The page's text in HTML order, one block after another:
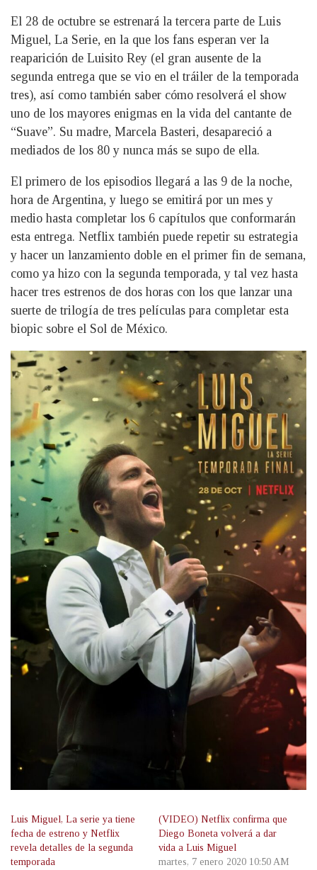
El 28 de octubre se estrenará la tercera parte de Luis
Miguel, La Serie, en la que los fans esperan ver la
reaparición de Luisito Rey (el gran ausente de la
segunda entrega que se vio en el tráiler de la temporada
tres), así como también saber cómo resolverá el show
uno de los mayores enigmas en la vida del cantante de
“Suave”. Su madre, Marcela Basteri, desapareció a
mediados de los 80 y nunca más se supo de ella.
El primero de los episodios llegará a las 9 de la noche,
hora de Argentina, y luego se emitirá por un mes y
medio hasta completar los 6 capítulos que conformarán
esta entrega. Netflix también puede repetir su estrategia
y hacer un lanzamiento doble en el primer fin de semana,
como ya hizo con la segunda temporada, y tal vez hasta
hacer tres estrenos de dos horas con los que lanzar una
suerte de trilogía de tres películas para completar esta
biopic sobre el Sol de México.
Luis Miguel, La serie ya tiene
fecha de estreno y Netflix
revela detalles de la segunda
temporada
(VIDEO) Netflix confirma que
Diego Boneta volverá a dar
vida a Luis Miguel
martes, 7 enero 2020 10:50 AM